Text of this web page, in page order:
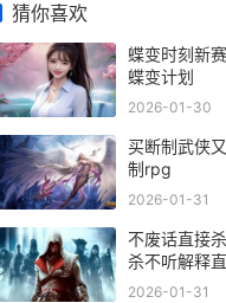
猜你喜欢
蝶变时刻新
蝶变计划
2026-01-30
买断制武侠
制rpg
2026-01-31
不废话直接
杀不听解释
话直接杀
2026-01-31